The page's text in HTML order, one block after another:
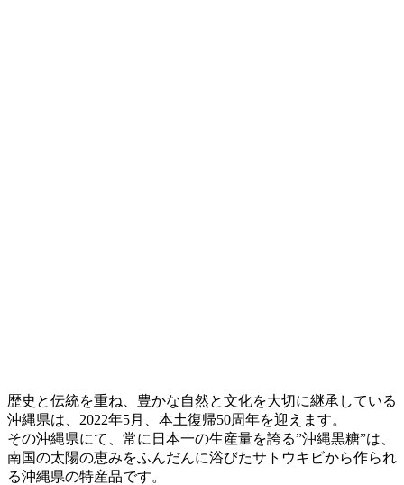
歴史と伝統を重ね、豊かな自然と文化を大切に継承している
沖縄県は、2022年5月、本土復帰50周年を迎えます。
その沖縄県にて、常に日本一の生産量を誇る”沖縄黒糖”は、
南国の太陽の恵みをふんだんに浴びたサトウキビから作られ
る沖縄県の特産品です。